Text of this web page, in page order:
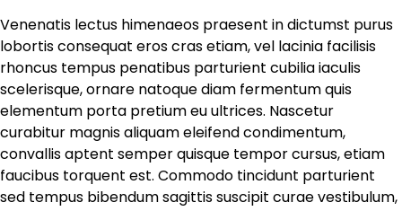
Venenatis lectus himenaeos praesent in dictumst purus
lobortis consequat eros cras etiam, vel lacinia facilisis
rhoncus tempus penatibus parturient cubilia iaculis
scelerisque, ornare natoque diam fermentum quis
elementum porta pretium eu ultrices. Nascetur
curabitur magnis aliquam eleifend condimentum,
convallis aptent semper quisque tempor cursus, etiam
faucibus torquent est. Commodo tincidunt parturient
sed tempus bibendum sagittis suscipit curae vestibulum,